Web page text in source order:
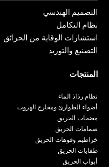
التصميم الهندسي
نظام التكامل
استشارات الوقاية من الحرائق
التصنيع والتوريد
المنتجات
نظام رذاذ الماء
أضواء الطوارئ ومخارج الهروب
مضخات الحريق
صمامات الحريق
خراطيم وفوهات الحريق
طفايات الحريق
أبواب الحريق